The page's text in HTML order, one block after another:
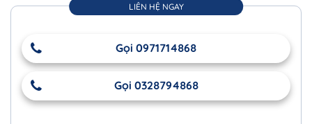
LIÊN HỆ NGAY
Gọi 0971714868
Gọi 0328794868